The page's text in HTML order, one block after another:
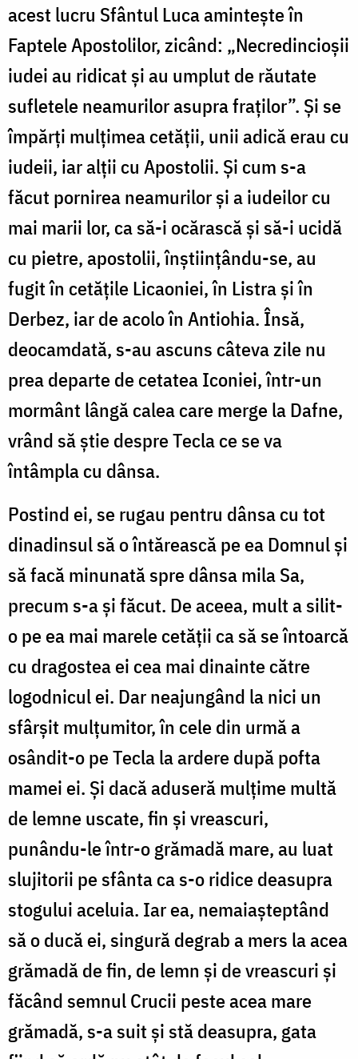
acest lucru Sfântul Luca amintește în
Faptele Apostolilor, zicând: „Necredincioșii
iudei au ridicat și au umplut de răutate
sufletele neamurilor asupra fraților”. Și se
împărți mulțimea cetății, unii adică erau cu
iudeii, iar alții cu Apostolii. Și cum s-a
făcut pornirea neamurilor și a iudeilor cu
mai marii lor, ca să-i ocărască și să-i ucidă
cu pietre, apostolii, înștiințându-se, au
fugit în cetățile Licaoniei, în Listra și în
Derbez, iar de acolo în Antiohia. Însă,
deocamdată, s-au ascuns câteva zile nu
prea departe de cetatea Iconiei, într-un
mormânt lângă calea care merge la Dafne,
vrând să știe despre Tecla ce se va
întâmpla cu dânsa.
Postind ei, se rugau pentru dânsa cu tot
dinadinsul să o întărească pe ea Domnul și
să facă minunată spre dânsa mila Sa,
precum s-a și făcut. De aceea, mult a silit-
o pe ea mai marele cetății ca să se întoarcă
cu dragostea ei cea mai dinainte către
logodnicul ei. Dar neajungând la nici un
sfârșit mulțumitor, în cele din urmă a
osândit-o pe Tecla la ardere după pofta
mamei ei. Și dacă aduseră mulțime multă
de lemne uscate, fin și vreascuri,
punându-le într-o grămadă mare, au luat
slujitorii pe sfânta ca s-o ridice deasupra
stogului aceluia. Iar ea, nemaiașteptând
să o ducă ei, singură degrab a mers la acea
grămadă de fin, de lemn și de vreascuri și
făcând semnul Crucii peste acea mare
grămadă, s-a suit și stă deasupra, gata